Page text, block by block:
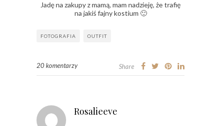
Jadę na zakupy z mamą, mam nadzieję, że trafię
na jakiś fajny kostium 🙂
FOTOGRAFIA OUTFIT
20 komentarzy Share
Rosalieeve